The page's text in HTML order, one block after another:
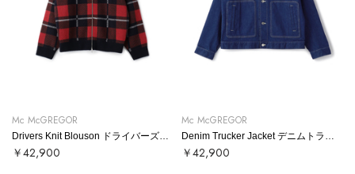
Mc McGREGOR
￥42,900
Mc McGREGOR
￥42,900